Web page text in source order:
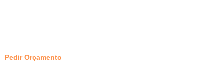
Pedir Orçamento